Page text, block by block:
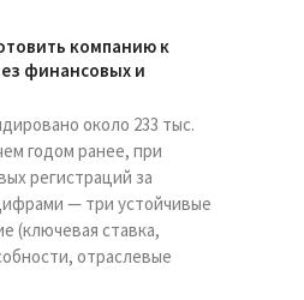
компанию к
финансовых и
около 233 тыс.
годом ранее, при
регистраций за
— три устойчивые
(ключевая ставка,
отраслевые